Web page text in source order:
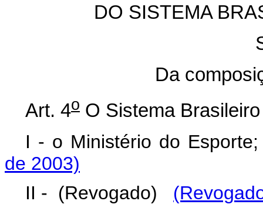
DO SISTEMA
Da
Art. 4o O Sistema
I - o Ministério do
de 2003)
II - (Revogado)